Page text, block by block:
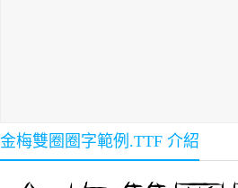
金梅雙圈圈字範例.TTF 介紹